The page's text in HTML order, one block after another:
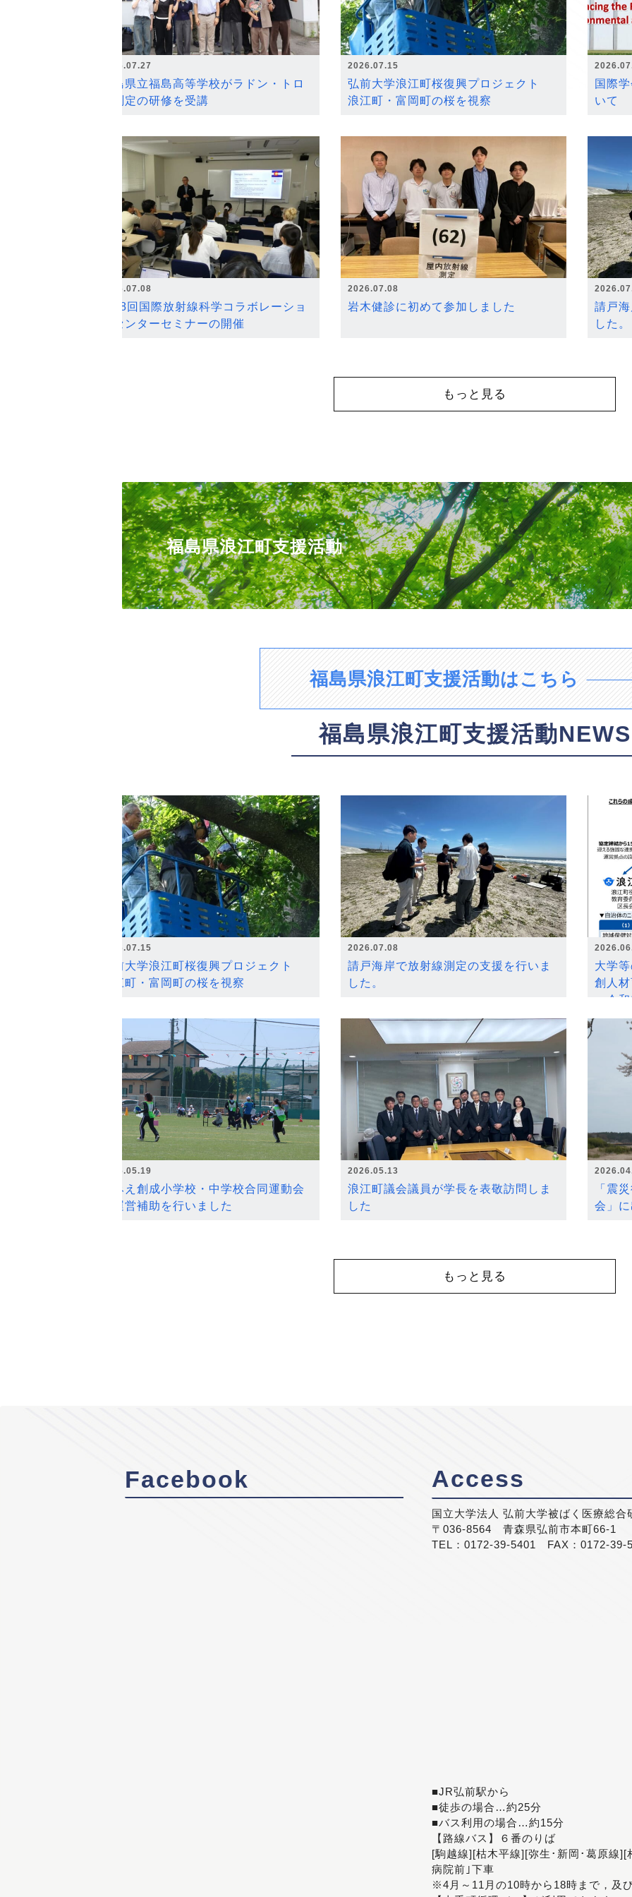
2026.07.27
福島県立福島高等学校がラドン・トロ
ン測定の研修を受講
2026.07.15
弘前大学浪江町桜復興プロジェクト
浪江町・富岡町の桜を視察
国際
いて
2026.07.08
第18回国際放射線科学コラボレーショ
ンセンターセミナーの開催
2026.07.08
岩木健診に初めて参加しました
請戸
した。
もっと見る
福島県浪江町支援活動
福島県浪江町支援活動はこちら
福島県浪江町支援活動NEWS
2026.07.15
弘前大学浪江町桜復興プロジェクト
浪江町・富岡町の桜を視察
2026.07.08
請戸海岸で放射線測定の支援を行いま
した。
大学
創人
～令
2026.05.19
なみえ創成小学校・中学校合同運動会
の運営補助を行いました
2026.05.13
浪江町議会議員が学長を表敬訪問しま
した
「震
会」
もっと見る
Facebook Access
国立大学法人 弘前大学被ばく医療総合
〒036-8564 青森県弘前市本町66-1
TEL：0172-39-5401 FAX：0172-39-
■JR弘前駅から
■徒歩の場合…約25分
■バス利用の場合…約15分
【路線バス】６番のりば
[駒越線][枯木平線][弥生･新岡･葛原線
病院前｣下車
※4月～11月の10時から18時まで，及